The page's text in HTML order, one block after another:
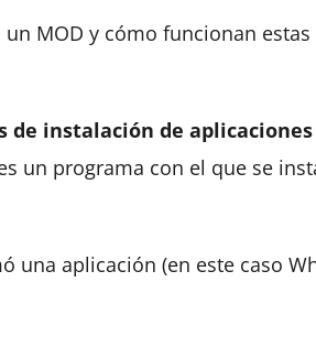
MOD y cómo funcionan estas
de instalación de aplicaciones
un programa con el que se
una aplicación (en este caso